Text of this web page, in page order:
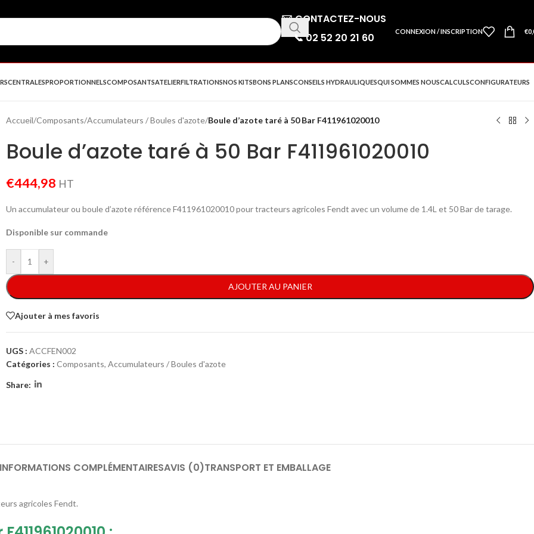
✉️CONTACTEZ-NOUS
📞02 52 20 21 60 CONNEXION / INSCRIPTION €
CENTRALESPROPORTIONNELSCOMPOSANTSATELIERFILTRATIONSNOS KITSBONS PLANSCONSEILS HYDRAULIQUESQUI SOMMES NOUSCALCULSCONFIGURATEURS
Accueil/Composants/Accumulateurs / Boules d'azote/Boule d’azote taré à 50 Bar F411961020010
Boule d’azote taré à 50 Bar F411961020010
€444,98 HT
Un accumulateur ou boule d’azote référence F411961020010 pour tracteurs agricoles Fendt avec un volume de 1.4L et 50 Bar de tarage.
Disponible sur commande
- +
AJOUTER AU PANIER
Ajouter à mes favoris
UGS : ACCFEN002
Catégories : Composants, Accumulateurs / Boules d'azote
Share:
COMPLÉMENTAIRESAVIS (0)TRANSPORT ET EMBALLAGE
agricoles Fendt.